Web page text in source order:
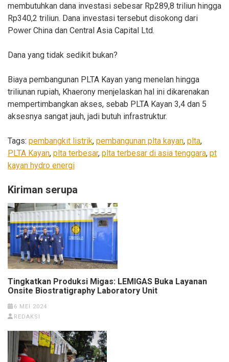
membutuhkan dana investasi sebesar Rp289,8 triliun hingga
Rp340,2 triliun. Dana investasi tersebut disokong dari
Power China dan Central Asia Capital Ltd.
Dana yang tidak sedikit bukan?
Biaya pembangunan PLTA Kayan yang menelan hingga
triliunan rupiah, Khaerony menjelaskan hal ini dikarenakan
mempertimbangkan akses, sebab PLTA Kayan 3,4 dan 5
aksesnya sangat jauh, jadi butuh infrastruktur.
Tags: pembangkit listrik, pembangunan plta kayan, plta,
PLTA Kayan, plta terbesar, plta terbesar di asia tenggara, pt
kayan hydro energi
Kiriman serupa
Tingkatkan Produksi Migas: LEMIGAS Buka Layanan
Onsite Biostratigraphy Laboratory Unit
6 MEI 2024
REDAKSI